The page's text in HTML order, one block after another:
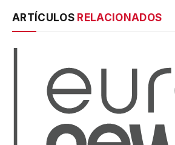
ARTÍCULOS RELACIONADOS